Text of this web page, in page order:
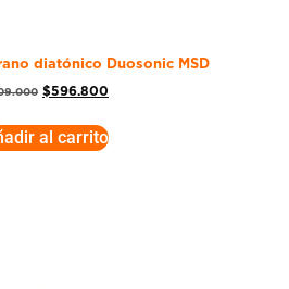
diatónico Duosonic MSD
$596.800
al carrito